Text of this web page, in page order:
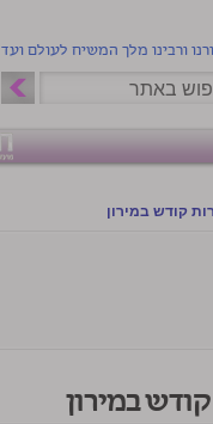
ורבינו מלך המשיח לעולם ועד
קודש במירון
במירון